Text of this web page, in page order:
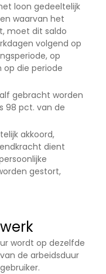
loon gedeeltelijk
waarvan het
moet dit saldo
volgend op
op
die periode
gebracht worden
98 pct. van de
akkoord,
dient
gestort,
wordt op dezelfde
de arbeidsduur